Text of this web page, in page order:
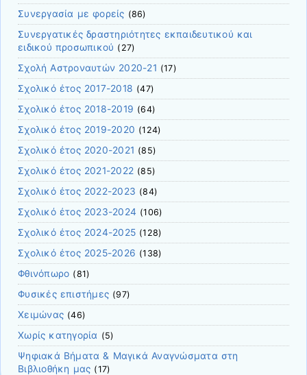
Συνεργασία με φορείς (86)
Συνεργατικές δραστηριότητες εκπαιδευτικού και
ειδικού προσωπικού (27)
Σχολή Αστροναυτών 2020-21 (17)
Σχολικό έτος 2017-2018 (47)
Σχολικό έτος 2018-2019 (64)
Σχολικό έτος 2019-2020 (124)
Σχολικό έτος 2020-2021 (85)
Σχολικό έτος 2021-2022 (85)
Σχολικό έτος 2022-2023 (84)
Σχολικό έτος 2023-2024 (106)
Σχολικό έτος 2024-2025 (128)
Σχολικό έτος 2025-2026 (138)
Φθινόπωρο (81)
Φυσικές επιστήμες (97)
Χειμώνας (46)
Χωρίς κατηγορία (5)
Ψηφιακά Βήματα & Μαγικά Αναγνώσματα στη
Βιβλιοθήκη μας (17)